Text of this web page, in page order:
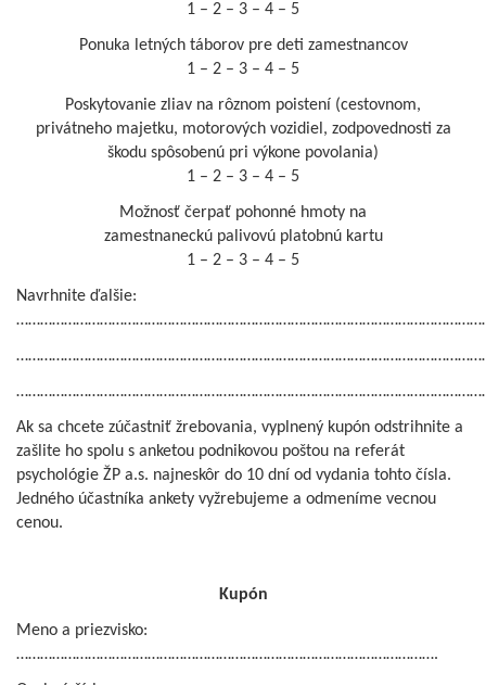
1 – 2 – 3 – 4 – 5
Ponuka letných táborov pre deti zamestnancov
1 – 2 – 3 – 4 – 5
Poskytovanie zliav na rôznom poistení (cestovnom,
privátneho majetku, motorových vozidiel, zodpovednosti za
škodu spôsobenú pri výkone povolania)
1 – 2 – 3 – 4 – 5
Možnosť čerpať pohonné hmoty na
zamestnaneckú palivovú platobnú kartu
1 – 2 – 3 – 4 – 5
Navrhnite ďalšie:
Ak sa chcete zúčastniť žrebovania, vyplnený kupón odstrihnite a
zašlite ho spolu s anketou podnikovou poštou na referát
psychológie ŽP a.s. najneskôr do 10 dní od vydania tohto čísla.
Jedného účastníka ankety vyžrebujeme a odmeníme vecnou
cenou.
Kupón
Meno a priezvisko:
…………………………………………………………………………………………….